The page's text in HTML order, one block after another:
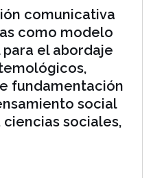
comunicativa
como modelo
el abordaje
fundamentación
social
ciencias sociales,